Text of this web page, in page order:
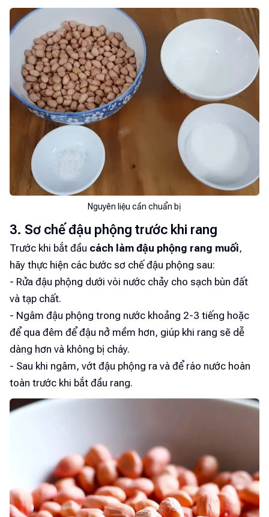
Nguyên liệu cần chuẩn bị
3. Sơ chế đậu phộng trước khi rang
Trước khi bắt đầu cách làm đậu phộng rang muối,
hãy thực hiện các bước sơ chế đậu phộng sau:
- Rửa đậu phộng dưới vòi nước chảy cho sạch bùn đất
và tạp chất.
- Ngâm đậu phộng trong nước khoảng 2-3 tiếng hoặc
để qua đêm để đậu nở mềm hơn, giúp khi rang sẽ dễ
dàng hơn và không bị cháy.
- Sau khi ngâm, vớt đậu phộng ra và để ráo nước hoàn
toàn trước khi bắt đầu rang.